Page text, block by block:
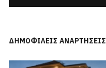
ΔΗΜΟΦΙΛΕΊΣ ΑΝΑΡΤΉΣΕΙΣ